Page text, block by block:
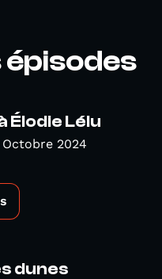
Élodie Lélu
2024
dunes